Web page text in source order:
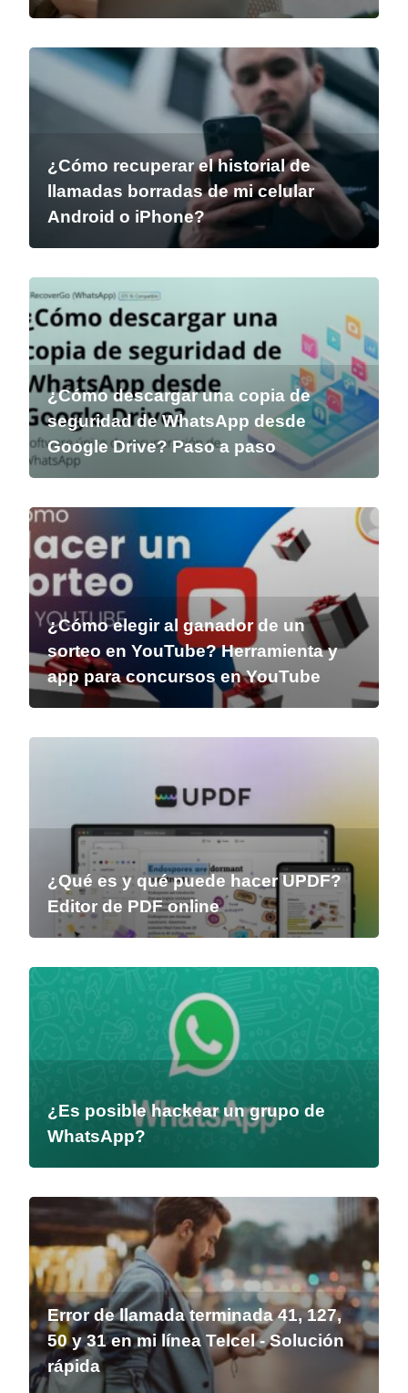
¿Cómo recuperar el historial de
llamadas borradas de mi celular
Android o iPhone?
¿Cómo descargar una copia de
seguridad de WhatsApp desde
Google Drive? Paso a paso
¿Cómo elegir al ganador de un
sorteo en YouTube? Herramienta y
app para concursos en YouTube
¿Qué es y qué puede hacer UPDF?
Editor de PDF online
¿Es posible hackear un grupo de
WhatsApp?
Error de llamada terminada 41, 127,
50 y 31 en mi línea Telcel - Solución
rápida